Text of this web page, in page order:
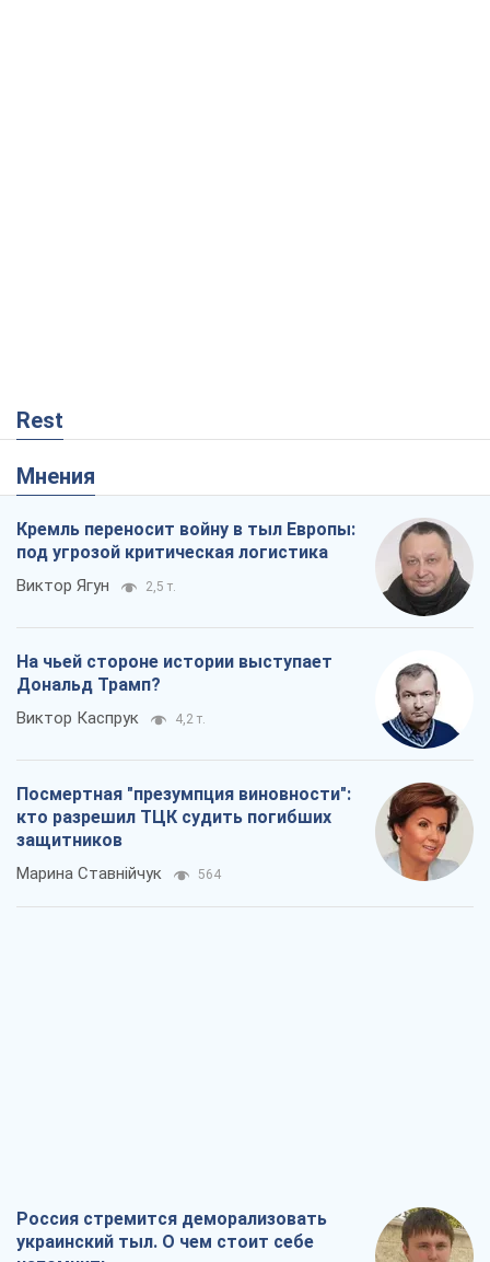
Rest
Мнения
Кремль переносит войну в тыл Европы:
под угрозой критическая логистика
Виктор Ягун 2,5 т.
На чьей стороне истории выступает
Дональд Трамп?
Виктор Каспрук 4,2 т.
Посмертная "презумпция виновности":
кто разрешил ТЦК судить погибших
защитников
Марина Ставнійчук 564
Россия стремится деморализовать
украинский тыл. О чем стоит себе